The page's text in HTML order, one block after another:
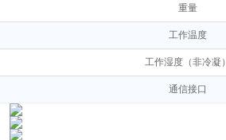
重量
工作温度
工作湿度（非冷凝）
通信接口